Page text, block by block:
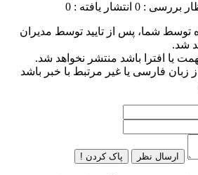
بررسی : 0 انتشار یافته : 0
شما، پس از تایید توسط مدیران
شد.
یا افترا باشد منتشر نخواهد شد.
زبان فارسی یا غیر مرتبط با خبر باشد
ارسال نظر پاک کردن !